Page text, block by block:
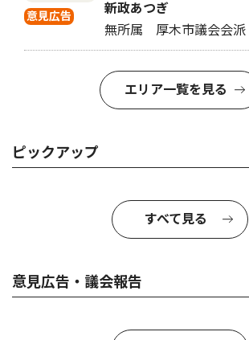
意見広告
新政あつぎ
無所属 厚木市議会会派
エリア一覧を見る
ピックアップ
すべて見る
意見広告・議会報告